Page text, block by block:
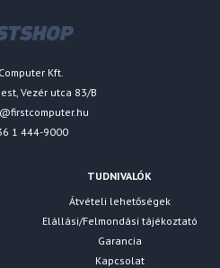
Kft.
Vezér utca 83/B
1 444-9000
TUDNIVALÓK
Átvételi lehetőségek
Elállási/Felmondási tájékoztató
Garancia
Kapcsolat